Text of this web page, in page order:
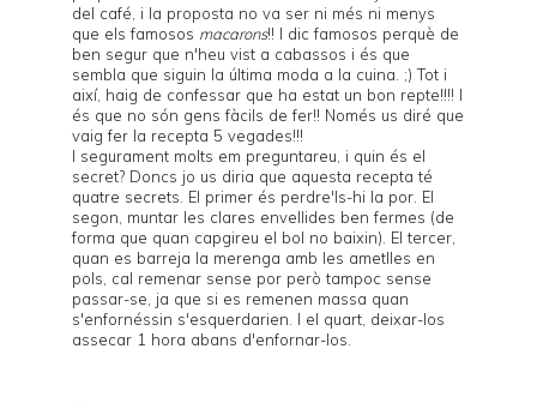
del café , i la proposta no va ser ni més ni menys
que els famosos macarons!! I dic famosos perquè de
ben segur que n'heu vist a cabassos i és que
sembla que siguin la última moda a la cuina. ;) Tot i
així, haig de confessar que ha estat un bon repte!!!! I
és que no són gens fàcils de fer!! Només us diré que
vaig fer la recepta 5 vegades!!!
I segurament molts em preguntareu, i quin és el
secret? Doncs jo us diria que aquesta recepta té
quatre secrets. El primer és perdre'ls-hi la por. El
segon, muntar les clares envellides ben fermes (de
forma que quan capgireu el bol no baixin). El tercer,
quan es barreja la merenga amb les ametlles en
pols, cal remenar sense por però tampoc sense
passar-se, ja que si es remenen massa quan
s'enfornéssin s'esquerdarien. I el quart, deixar-los
assecar 1 hora abans d'enfornar-los.